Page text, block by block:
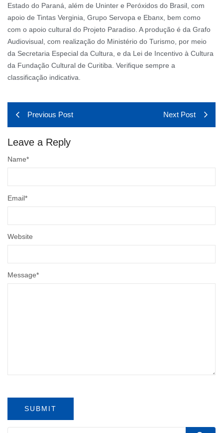
Estado do Paraná, além de Uninter e Peróxidos do Brasil, com
apoio de Tintas Verginia, Grupo Servopa e Ebanx, bem como
com o apoio cultural do Projeto Paradiso. A produção é da Grafo
Audiovisual, com realização do Ministério do Turismo, por meio
da Secretaria Especial da Cultura, e da Lei de Incentivo à Cultura
da Fundação Cultural de Curitiba. Verifique sempre a
classificação indicativa.
Previous Post Next Post
Leave a Reply
Message*
Name*
Email*
Website